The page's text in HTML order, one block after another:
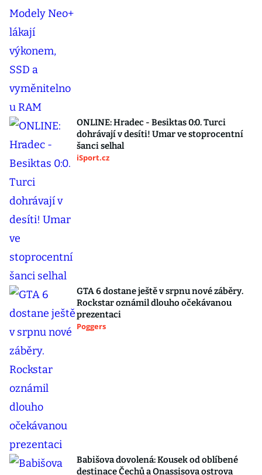
ONLINE: Hradec - Besiktas 0:0. Turci
dohrávají v desíti! Umar ve stoprocentní
šanci selhal
iSport.cz
GTA 6 dostane ještě v srpnu nové záběry.
Rockstar oznámil dlouho očekávanou
prezentaci
Poggers
Babišova dovolená: Kousek od oblíbené
destinace Čechů a Onassisova ostrova